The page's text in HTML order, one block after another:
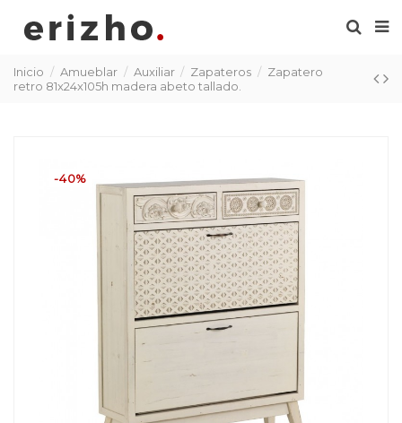
Inicio Amueblar Auxiliar Zapateros
Zapatero
retro 81x24x105h madera abeto tallado.
-40%